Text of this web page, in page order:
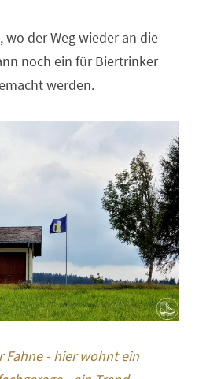
der Weg wieder an die
noch ein für Biertrinker
werden.
Fahne - hier wohnt ein